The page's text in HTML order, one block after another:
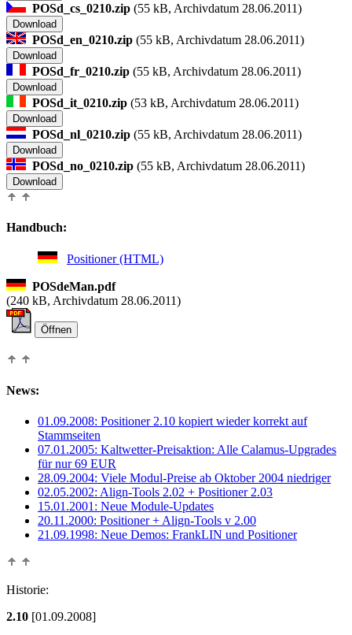
POSd_cs_0210.zip (55 kB, Archivdatum 28.06.2011)
POSd_en_0210.zip (55 kB, Archivdatum 28.06.2011)
POSd_fr_0210.zip (55 kB, Archivdatum 28.06.2011)
POSd_it_0210.zip (53 kB, Archivdatum 28.06.2011)
POSd_nl_0210.zip (55 kB, Archivdatum 28.06.2011)
POSd_no_0210.zip (55 kB, Archivdatum 28.06.2011)
Handbuch:
Positioner (HTML)
POSdeMan.pdf
(240 kB, Archivdatum 28.06.2011)
News:
01.09.2008: Positioner 2.10 kopiert wieder korrekt auf
Stammseiten
07.01.2005: Kaltwetter-Preisaktion: Alle Calamus-Upgrades
für nur 69 EUR
28.09.2004: Viele Modul-Preise ab Oktober 2004 niedriger
02.05.2002: Align-Tools 2.02 + Positioner 2.03
15.01.2001: Neue Module-Updates
20.11.2000: Positioner + Align-Tools v 2.00
21.09.1998: Neue Demos: FrankLIN und Positioner
Historie:
2.10 [01.09.2008]